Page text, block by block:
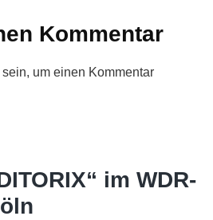
Kommentar
sein, um einen Kommentar
im WDR-